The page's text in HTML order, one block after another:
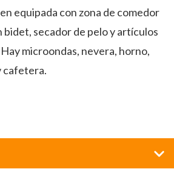
equipada con zona de comedor
bidet, secador de pelo y artículos
microondas, nevera, horno,
cafetera.